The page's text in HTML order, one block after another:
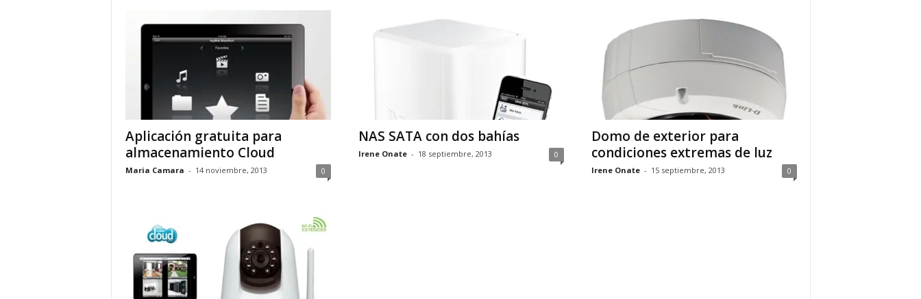
Aplicación gratuita para
almacenamiento Cloud
Maria Camara - 14 noviembre, 2013 0
NAS SATA con dos bahías
Irene Onate - 18 septiembre, 2013 0
Domo de exterior para
condiciones extremas de luz
Irene Onate - 15 septiembre, 2013 0